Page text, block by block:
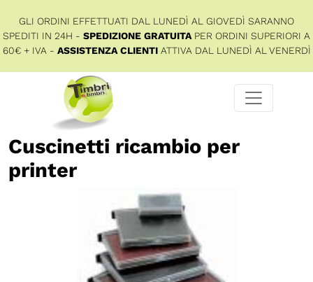
GLI ORDINI EFFETTUATI DAL LUNEDÌ AL GIOVEDÌ SARANNO
SPEDITI IN 24H - SPEDIZIONE GRATUITA PER ORDINI SUPERIORI A
60€ + IVA - ASSISTENZA CLIENTIATTIVA DAL LUNEDÌ AL VENERDÌ
Cuscinetti ricambio per
printer